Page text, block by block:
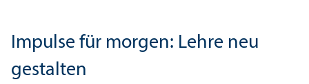
Impulse für morgen: Lehre neu
gestalten